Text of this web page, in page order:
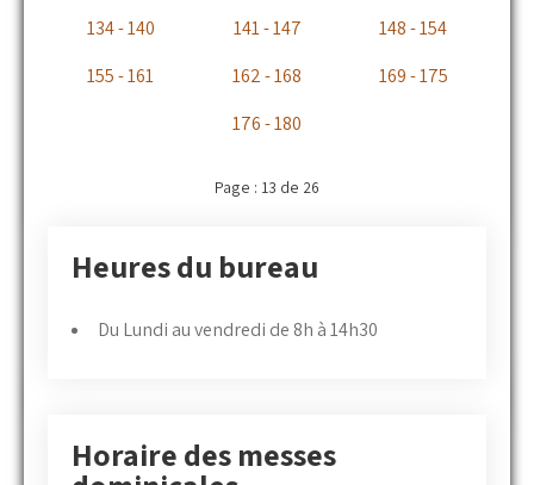
134 - 140
141 - 147
148 - 154
155 - 161
162 - 168
169 - 175
176 - 180
Page : 13 de 26
Heures du bureau
Du Lundi au vendredi de 8h à 14h30
Horaire des messes